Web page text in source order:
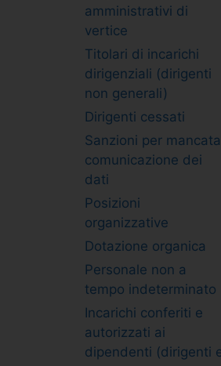
amministrativi di
vertice
Titolari di incarichi
dirigenziali (dirigenti
non generali)
Dirigenti cessati
Sanzioni per mancata
comunicazione dei
dati
Posizioni
organizzative
Dotazione organica
Personale non a
tempo indeterminato
Incarichi conferiti e
autorizzati ai
dipendenti (dirigenti